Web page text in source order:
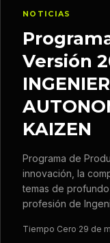
NOTICIAS
Versión
KAIZEN
Programa de
innovación, la
temas de
profesión de
Tiempo Cero·29 de